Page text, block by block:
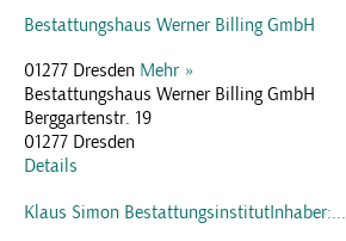
Bestattungshaus Werner Billing GmbH
01277 Dresden Mehr »
Bestattungshaus Werner Billing GmbH
Berggartenstr. 19
01277 Dresden
Details
Klaus Simon BestattungsinstitutInhaber:...